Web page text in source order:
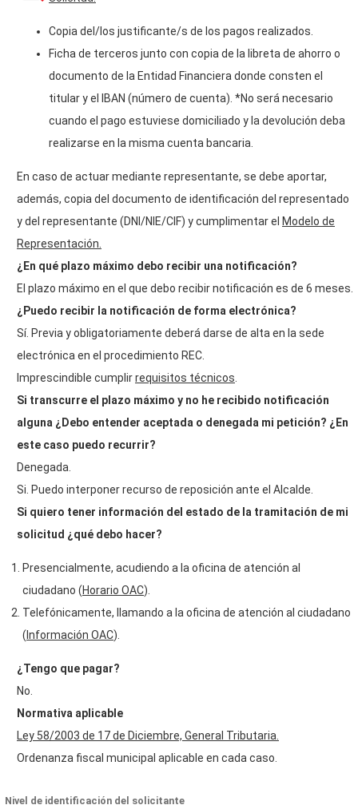
Copia del/los justificante/s de los pagos realizados.
Ficha de terceros junto con copia de la libreta de ahorro o
documento de la Entidad Financiera donde consten el
titular y el IBAN (número de cuenta). *No será necesario
cuando el pago estuviese domiciliado y la devolución deba
realizarse en la misma cuenta bancaria.
En caso de actuar mediante representante, se debe aportar,
además, copia del documento de identificación del representado
y del representante (DNI/NIE/CIF) y cumplimentar el Modelo de
Representación.
¿En qué plazo máximo debo recibir una notificación?
El plazo máximo en el que debo recibir notificación es de 6 meses.
¿Puedo recibir la notificación de forma electrónica?
Sí. Previa y obligatoriamente deberá darse de alta en la sede
electrónica en el procedimiento REC.
Imprescindible cumplirrequisitos técnicos.
Si transcurre el plazo máximo y no he recibido notificación
alguna ¿Debo entender aceptada o denegada mi petición? ¿En
este caso puedo recurrir?
Denegada.
Si. Puedo interponer recurso de reposición ante el Alcalde.
Si quiero tener información del estado de la tramitación de mi
solicitud ¿qué debo hacer?
Presencialmente, acudiendo a la oficina de atención al
ciudadano (Horario OAC).
Telefónicamente, llamando a la oficina de atención al ciudadano
( Información OAC).
¿Tengo que pagar?
No.
Normativa aplicable
Ley 58/2003 de 17 de Diciembre, General Tributaria.
Ordenanza fiscal municipal aplicable en cada caso.
Nivel de identificación del solicitante